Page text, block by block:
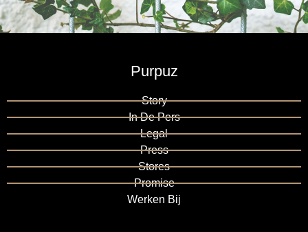
Purpuz
Story
In De Pers
Legal
Press
Stores
Promise
Werken Bij